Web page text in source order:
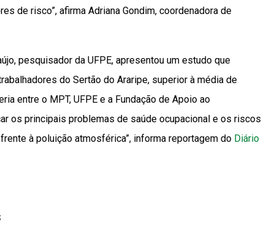
de risco”, afirma Adriana Gondim, coordenadora de
pesquisador da UFPE, apresentou um estudo que
do Sertão do Araripe, superior à média de
entre o MPT, UFPE e a Fundação de Apoio ao
os principais problemas de saúde ocupacional e os riscos
à poluição atmosférica”, informa reportagem do Diário